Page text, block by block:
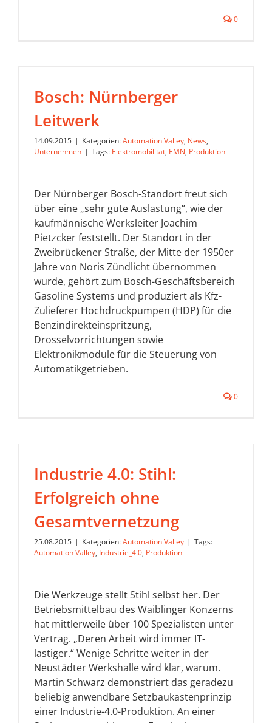
0
Bosch: Nürnberger
Leitwerk
14.09.2015 | Kategorien:Automation Valley, News,
Unternehmen | Tags: Elektromobilität, EMN, Produktion
Der Nürnberger Bosch-Standort freut sich
über eine „sehr gute Auslastung“, wie der
kaufmännische Werksleiter Joachim
Pietzcker feststellt. Der Standort in der
Zweibrückener Straße, der Mitte der 1950er
Jahre von Noris Zündlicht übernommen
wurde, gehört zum Bosch-Geschäftsbereich
Gasoline Systems und produziert als Kfz-
Zulieferer Hochdruckpumpen (HDP) für die
Benzindirekteinspritzung,
Drosselvorrichtungen sowie
Elektronikmodule für die Steuerung von
Automatikgetrieben.
0
Industrie 4.0: Stihl:
Erfolgreich ohne
Gesamtvernetzung
25.08.2015 | Kategorien:Automation Valley | Tags:
Automation Valley, Industrie_4.0, Produktion
Die Werkzeuge stellt Stihl selbst her. Der
Betriebsmittelbau des Waiblinger Konzerns
hat mittlerweile über 100 Spezialisten unter
Vertrag. „Deren Arbeit wird immer IT-
lastiger.“ Wenige Schritte weiter in der
Neustädter Werkshalle wird klar, warum.
Martin Schwarz demonstriert das geradezu
beliebig anwendbare Setzbaukastenprinzip
einer Industrie-4.0-Produktion. An einer